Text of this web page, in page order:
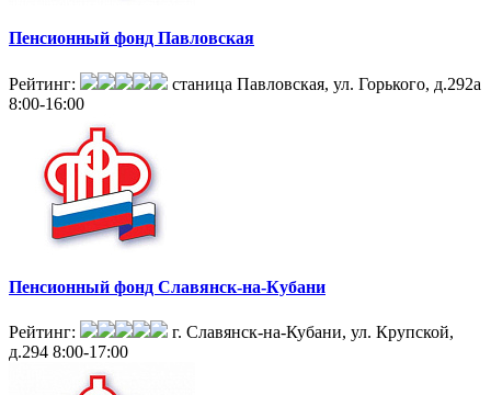
Пенсионный фонд Павловская
Рейтинг:
станица Павловская, ул. Горького, д.292а
8:00-16:00
Пенсионный фонд Славянск-на-Кубани
Рейтинг:
г. Славянск-на-Кубани, ул. Крупской,
д.294 8:00-17:00